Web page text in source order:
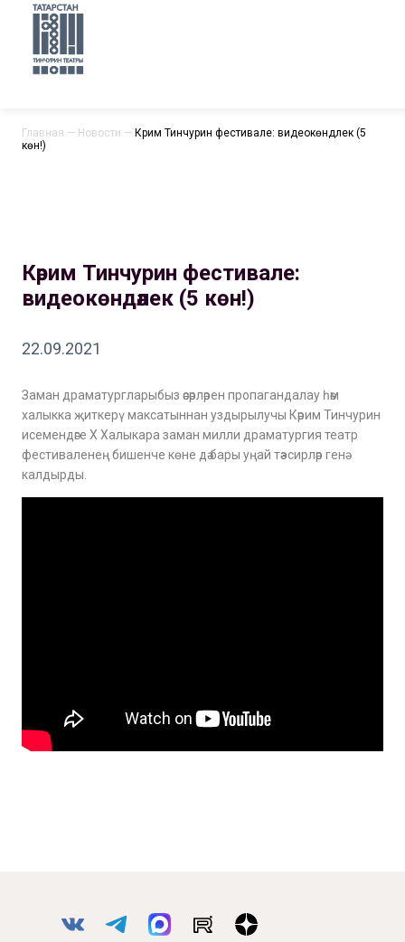
Главная — Новости — Кәрим Тинчурин фестивале: видеокөндәлек (5
көн!)
Кәрим Тинчурин фестивале:
видеокөндәлек (5 көн!)
22.09.2021
Заман драматургларыбыз әсәрләрен пропагандалау һәм
халыкка җиткерү максатыннан уздырылучы Кәрим Тинчурин
исемендәге Х Халыкара заман милли драматургия театр
фестиваленең бишенче көне дә бары уңай тәэсирләр генә
калдырды.